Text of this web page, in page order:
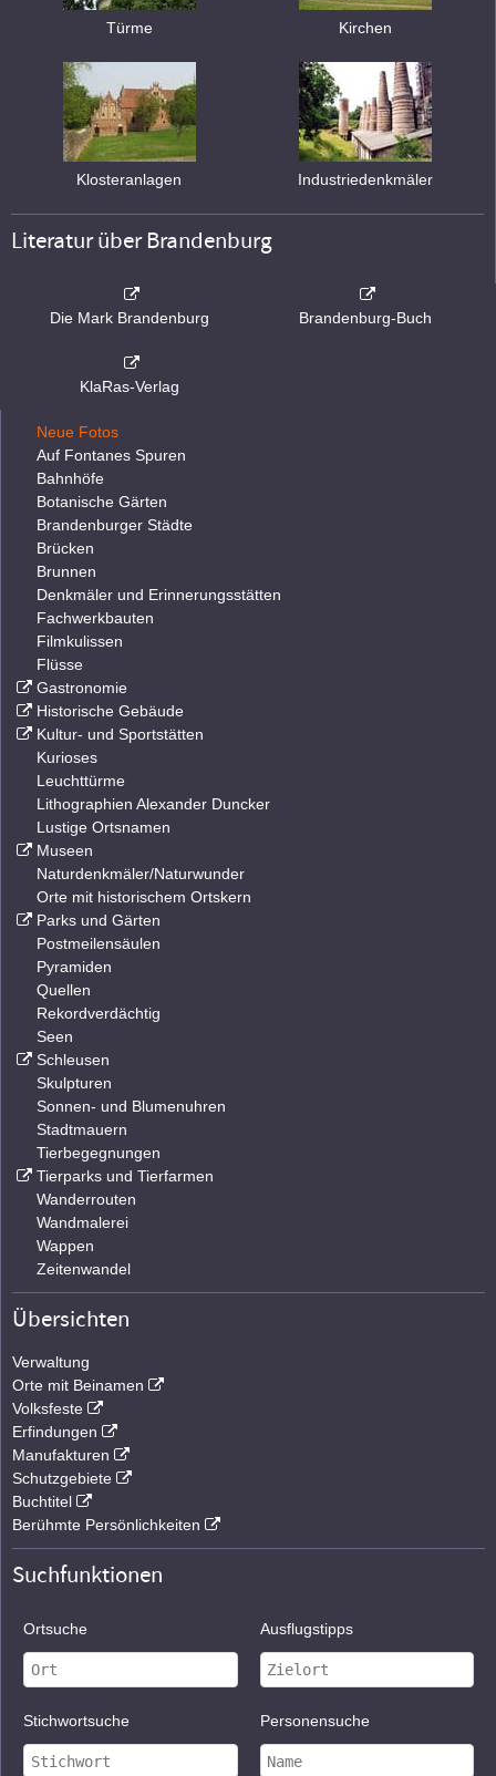
Türme Kirchen
Klosteranlagen Industriedenkmäler
Literatur über Brandenburg
Die Mark Brandenburg Brandenburg-Buch
KlaRas-Verlag
Neue Fotos
Auf Fontanes Spuren
Bahnhöfe
Botanische Gärten
Brandenburger Städte
Brücken
Brunnen
Denkmäler und Erinnerungsstätten
Fachwerkbauten
Filmkulissen
Flüsse
Gastronomie
Historische Gebäude
Kultur- und Sportstätten
Kurioses
Leuchttürme
Lithographien Alexander Duncker
Lustige Ortsnamen
Museen
Naturdenkmäler/Naturwunder
Orte mit historischem Ortskern
Parks und Gärten
Postmeilensäulen
Pyramiden
Quellen
Rekordverdächtig
Seen
Schleusen
Skulpturen
Sonnen- und Blumenuhren
Stadtmauern
Tierbegegnungen
Tierparks und Tierfarmen
Wanderrouten
Wandmalerei
Wappen
Zeitenwandel
Übersichten
Verwaltung
Orte mit Beinamen
Volksfeste
Erfindungen
Manufakturen
Schutzgebiete
Buchtitel
Berühmte Persönlichkeiten
Suchfunktionen
Ortsuche Ausflugstipps
Stichwortsuche Personensuche